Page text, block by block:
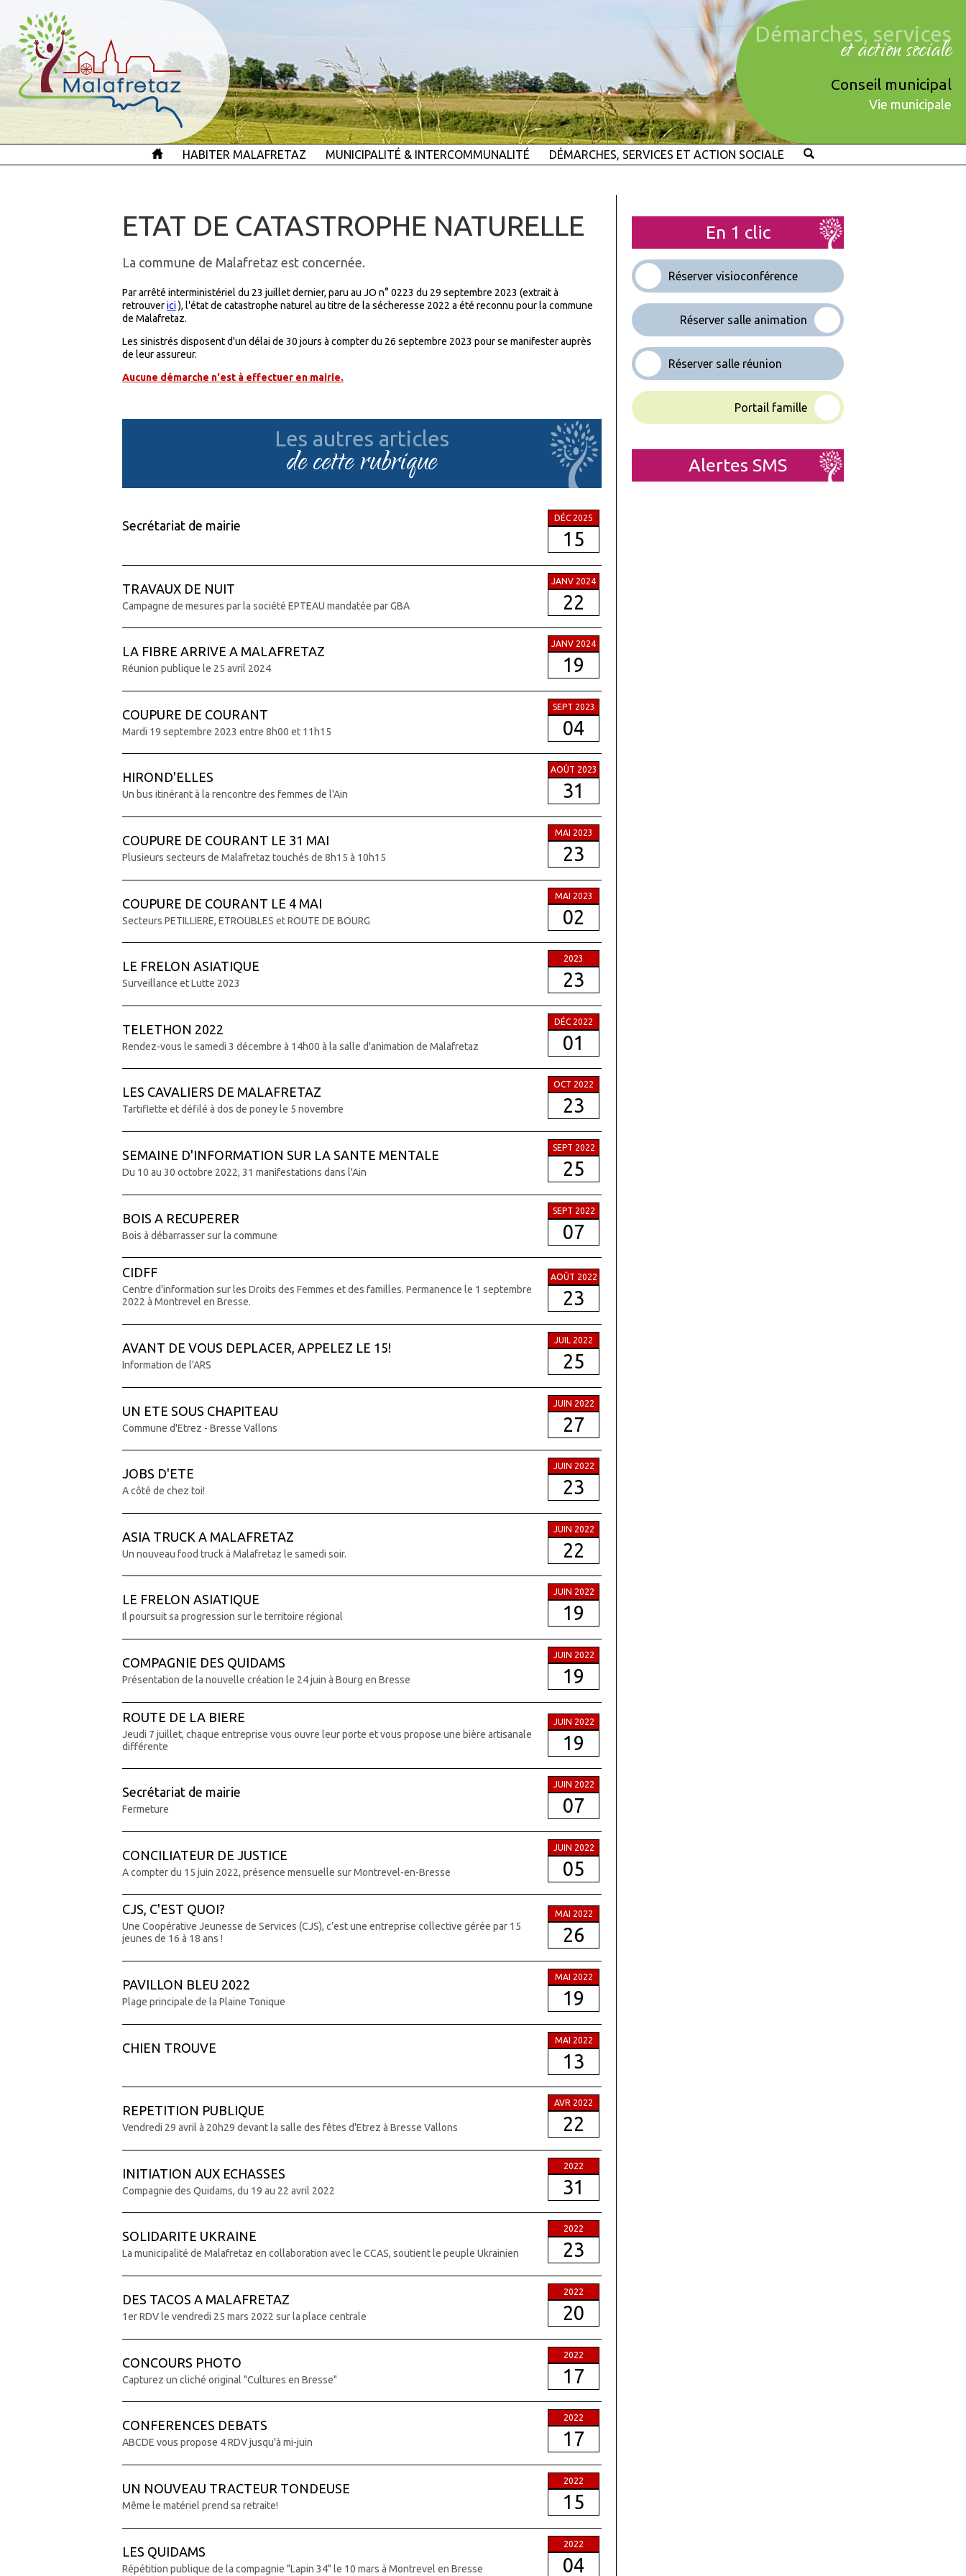
Démarches, services
et action sociale
Conseil municipal
Vie municipale
HABITER MALAFRETAZ MUNICIPALITÉ & INTERCOMMUNALITÉ DÉMARCHES, SERVICES ET ACTION SOCIALE
ETAT DE CATASTROPHE NATURELLE
La commune de Malafretaz est concernée.
Par arrêté interministériel du 23 juillet dernier, paru au JO n° 0223 du 29 septembre 2023 (extrait à
retrouverici), l'état de catastrophe naturel au titre de la sécheresse 2022 a été reconnu pour la commune
de Malafretaz.
Les sinistrés disposent d'un délai de 30 jours à compter du 26 septembre 2023 pour se manifester auprès
de leur assureur.
Aucune démarche n'est à effectuer en mairie.
Les autres articles
de cette rubrique
Secrétariat de mairie
DÉC 2025
15
TRAVAUX DE NUIT
Campagne de mesures par la société EPTEAU mandatée par GBA
JANV 2024
22
LA FIBRE ARRIVE A MALAFRETAZ
Réunion publique le 25 avril 2024
JANV 2024
19
COUPURE DE COURANT
Mardi 19 septembre 2023 entre 8h00 et 11h15
SEPT 2023
04
HIROND'ELLES
Un bus itinérant à la rencontre des femmes de l'Ain
AOÛT 2023
31
COUPURE DE COURANT LE 31 MAI
Plusieurs secteurs de Malafretaz touchés de 8h15 à 10h15
MAI 2023
23
COUPURE DE COURANT LE 4 MAI
Secteurs PETILLIERE, ETROUBLES et ROUTE DE BOURG
MAI 2023
02
LE FRELON ASIATIQUE
Surveillance et Lutte 2023
2023
23
TELETHON 2022
Rendez-vous le samedi 3 décembre à 14h00 à la salle d'animation de Malafretaz
DÉC 2022
01
LES CAVALIERS DE MALAFRETAZ
Tartiflette et défilé à dos de poney le 5 novembre
OCT 2022
23
SEMAINE D'INFORMATION SUR LA SANTE MENTALE
Du 10 au 30 octobre 2022, 31 manifestations dans l'Ain
SEPT 2022
25
BOIS A RECUPERER
Bois à débarrasser sur la commune
SEPT 2022
07
CIDFF
Centre d'information sur les Droits des Femmes et des familles. Permanence le 1 septembre
2022 à Montrevel en Bresse.
AOÛT 2022
23
AVANT DE VOUS DEPLACER, APPELEZ LE 15!
Information de l'ARS
JUIL 2022
25
UN ETE SOUS CHAPITEAU
Commune d'Etrez - Bresse Vallons
JUIN 2022
27
JOBS D'ETE
A côté de chez toi!
JUIN 2022
23
ASIA TRUCK A MALAFRETAZ
Un nouveau food truck à Malafretaz le samedi soir.
JUIN 2022
22
LE FRELON ASIATIQUE
Il poursuit sa progression sur le territoire régional
JUIN 2022
19
COMPAGNIE DES QUIDAMS
Présentation de la nouvelle création le 24 juin à Bourg en Bresse
JUIN 2022
19
ROUTE DE LA BIERE
Jeudi 7 juillet, chaque entreprise vous ouvre leur porte et vous propose une bière artisanale
différente
JUIN 2022
19
Secrétariat de mairie
Fermeture
JUIN 2022
07
CONCILIATEUR DE JUSTICE
A compter du 15 juin 2022, présence mensuelle sur Montrevel-en-Bresse
JUIN 2022
05
CJS, C'EST QUOI?
Une Coopérative Jeunesse de Services (CJS), c’est une entreprise collective gérée par 15
jeunes de 16 à 18 ans !
MAI 2022
26
PAVILLON BLEU 2022
Plage principale de la Plaine Tonique
MAI 2022
19
CHIEN TROUVE
MAI 2022
13
REPETITION PUBLIQUE
Vendredi 29 avril à 20h29 devant la salle des fêtes d'Etrez à Bresse Vallons
AVR 2022
22
INITIATION AUX ECHASSES
Compagnie des Quidams, du 19 au 22 avril 2022
2022
31
SOLIDARITE UKRAINE
La municipalité de Malafretaz en collaboration avec le CCAS, soutient le peuple Ukrainien
2022
23
DES TACOS A MALAFRETAZ
1er RDV le vendredi 25 mars 2022 sur la place centrale
2022
20
CONCOURS PHOTO
Capturez un cliché original "Cultures en Bresse"
2022
17
CONFERENCES DEBATS
ABCDE vous propose 4 RDV jusqu'à mi-juin
2022
17
UN NOUVEAU TRACTEUR TONDEUSE
Même le matériel prend sa retraite!
2022
15
LES QUIDAMS
Répétition publique de la compagnie "Lapin 34" le 10 mars à Montrevel en Bresse
2022
04
En 1 clic
Réserver visioconférence
Réserver salle animation
Réserver salle réunion
Portail famille
Alertes SMS